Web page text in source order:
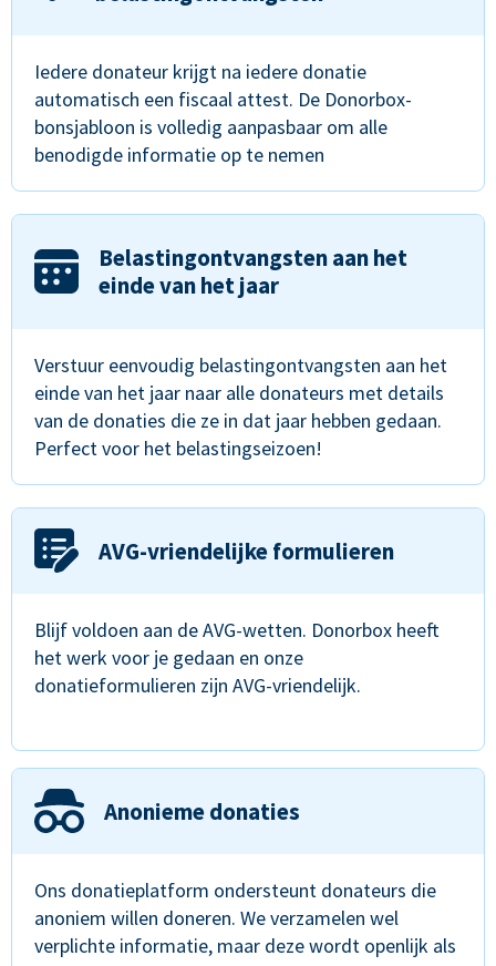
Iedere donateur krijgt na iedere donatie
automatisch een fiscaal attest. De Donorbox-
bonsjabloon is volledig aanpasbaar om alle
benodigde informatie op te nemen
Belastingontvangsten aan het
einde van het jaar
Verstuur eenvoudig belastingontvangsten aan het
einde van het jaar naar alle donateurs met details
van de donaties die ze in dat jaar hebben gedaan.
Perfect voor het belastingseizoen!
AVG-vriendelijke formulieren
Blijf voldoen aan de AVG-wetten. Donorbox heeft
het werk voor je gedaan en onze
donatieformulieren zijn AVG-vriendelijk.
Anonieme donaties
Ons donatieplatform ondersteunt donateurs die
anoniem willen doneren. We verzamelen wel
verplichte informatie, maar deze wordt openlijk als